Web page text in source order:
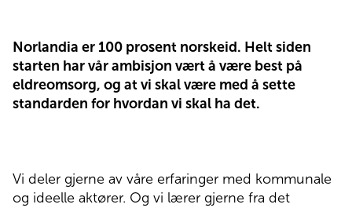
Norlandia er 100 prosent norskeid. Helt siden
starten har vår ambisjon vært å være best på
eldreomsorg, og at vi skal være med å sette
standarden for hvordan vi skal ha det.
Vi deler gjerne av våre erfaringer med kommunale
og ideelle aktører. Og vi lærer gjerne fra det